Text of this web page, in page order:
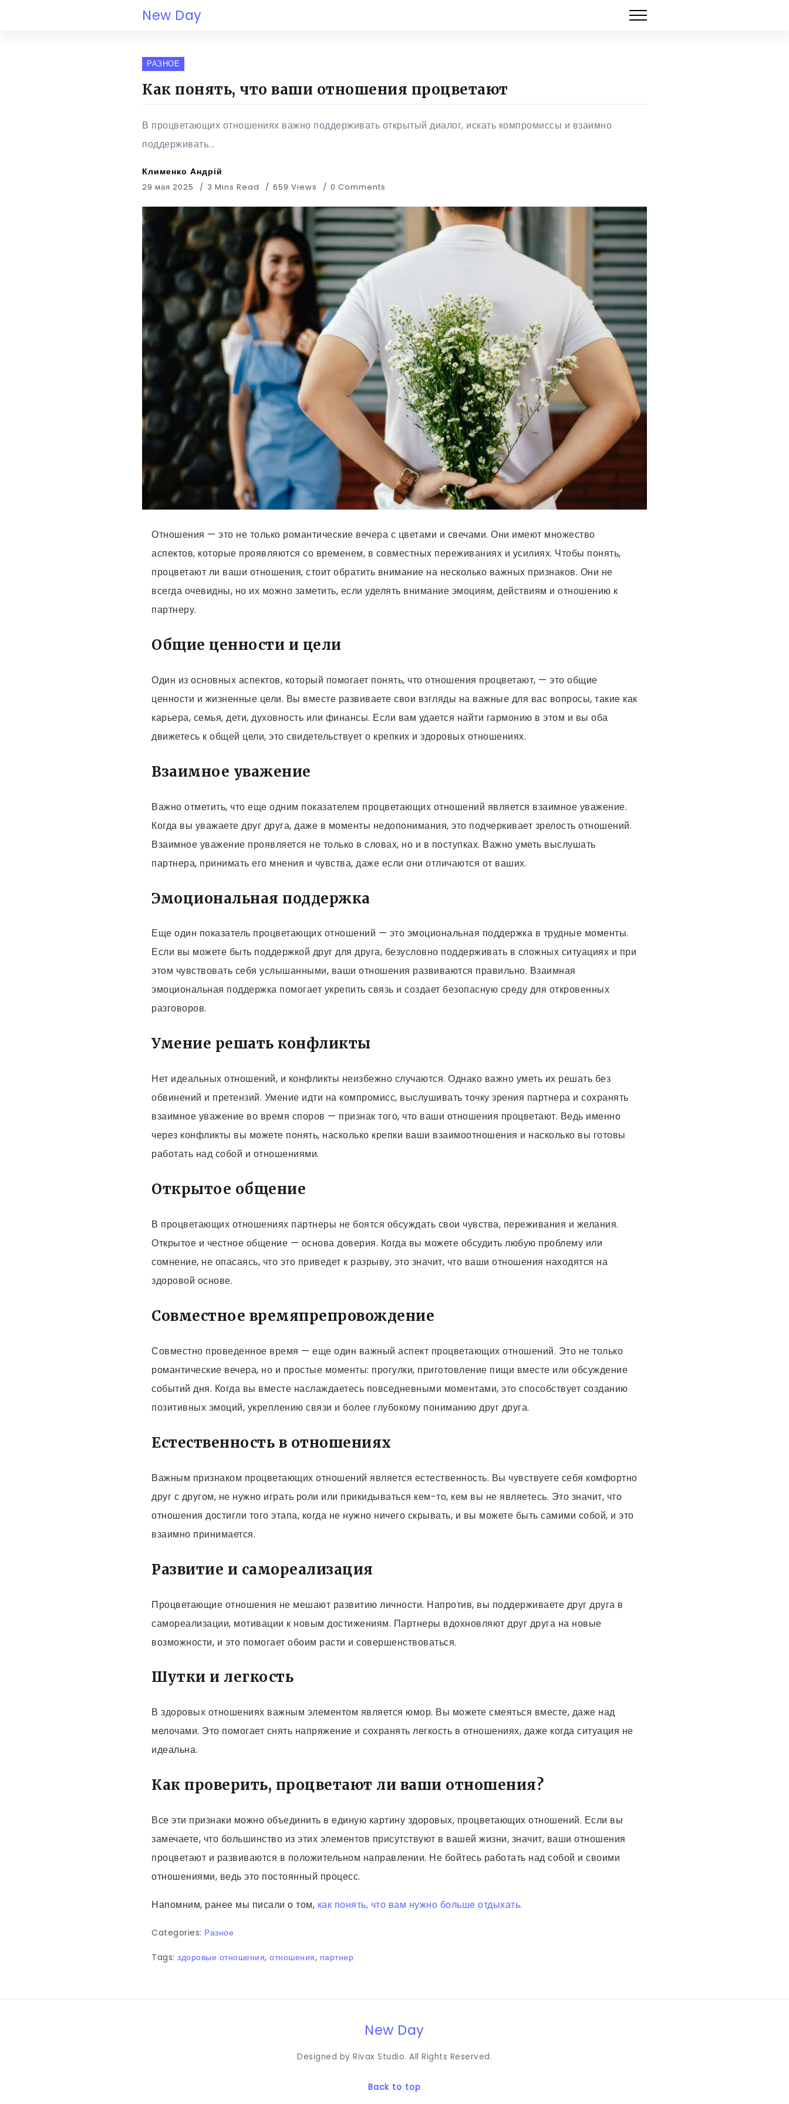
New Day
РАЗНОЕ
Как понять, что ваши отношения процветают
В процветающих отношениях важно поддерживать открытый диалог, искать компромиссы и взаимно
поддерживать...
Клименко Андрій
29 мая 2025 3 Mins Read 659 Views 0 Comments
Отношения — это не только романтические вечера с цветами и свечами. Они имеют множество
аспектов, которые проявляются со временем, в совместных переживаниях и усилиях. Чтобы понять,
процветают ли ваши отношения, стоит обратить внимание на несколько важных признаков. Они не
всегда очевидны, но их можно заметить, если уделять внимание эмоциям, действиям и отношению к
партнеру.
Общие ценности и цели
Один из основных аспектов, который помогает понять, что отношения процветают, — это общие
ценности и жизненные цели. Вы вместе развиваете свои взгляды на важные для вас вопросы, такие как
карьера, семья, дети, духовность или финансы. Если вам удается найти гармонию в этом и вы оба
движетесь к общей цели, это свидетельствует о крепких и здоровых отношениях.
Взаимное уважение
Важно отметить, что еще одним показателем процветающих отношений является взаимное уважение.
Когда вы уважаете друг друга, даже в моменты недопонимания, это подчеркивает зрелость отношений.
Взаимное уважение проявляется не только в словах, но и в поступках. Важно уметь выслушать
партнера, принимать его мнения и чувства, даже если они отличаются от ваших.
Эмоциональная поддержка
Еще один показатель процветающих отношений — это эмоциональная поддержка в трудные моменты.
Если вы можете быть поддержкой друг для друга, безусловно поддерживать в сложных ситуациях и при
этом чувствовать себя услышанными, ваши отношения развиваются правильно. Взаимная
эмоциональная поддержка помогает укрепить связь и создает безопасную среду для откровенных
разговоров.
Умение решать конфликты
Нет идеальных отношений, и конфликты неизбежно случаются. Однако важно уметь их решать без
обвинений и претензий. Умение идти на компромисс, выслушивать точку зрения партнера и сохранять
взаимное уважение во время споров — признак того, что ваши отношения процветают. Ведь именно
через конфликты вы можете понять, насколько крепки ваши взаимоотношения и насколько вы готовы
работать над собой и отношениями.
Открытое общение
В процветающих отношениях партнеры не боятся обсуждать свои чувства, переживания и желания.
Открытое и честное общение — основа доверия. Когда вы можете обсудить любую проблему или
сомнение, не опасаясь, что это приведет к разрыву, это значит, что ваши отношения находятся на
здоровой основе.
Совместное времяпрепровождение
Совместно проведенное время — еще один важный аспект процветающих отношений. Это не только
романтические вечера, но и простые моменты: прогулки, приготовление пищи вместе или обсуждение
событий дня. Когда вы вместе наслаждаетесь повседневными моментами, это способствует созданию
позитивных эмоций, укреплению связи и более глубокому пониманию друг друга.
Естественность в отношениях
Важным признаком процветающих отношений является естественность. Вы чувствуете себя комфортно
друг с другом, не нужно играть роли или прикидываться кем-то, кем вы не являетесь. Это значит, что
отношения достигли того этапа, когда не нужно ничего скрывать, и вы можете быть самими собой, и это
взаимно принимается.
Развитие и самореализация
Процветающие отношения не мешают развитию личности. Напротив, вы поддерживаете друг друга в
самореализации, мотивации к новым достижениям. Партнеры вдохновляют друг друга на новые
возможности, и это помогает обоим расти и совершенствоваться.
Шутки и легкость
В здоровых отношениях важным элементом является юмор. Вы можете смеяться вместе, даже над
мелочами. Это помогает снять напряжение и сохранять легкость в отношениях, даже когда ситуация не
идеальна.
Как проверить, процветают ли ваши отношения?
Все эти признаки можно объединить в единую картину здоровых, процветающих отношений. Если вы
замечаете, что большинство из этих элементов присутствуют в вашей жизни, значит, ваши отношения
процветают и развиваются в положительном направлении. Не бойтесь работать над собой и своими
отношениями, ведь это постоянный процесс.
Напомним, ранее мы писали о том, как понять, что вам нужно больше отдыхать.
Categories: Разное
Tags: здоровые отношения, отношения, партнер
New Day
Designed by Rivax Studio. All Rights Reserved.
Back to top